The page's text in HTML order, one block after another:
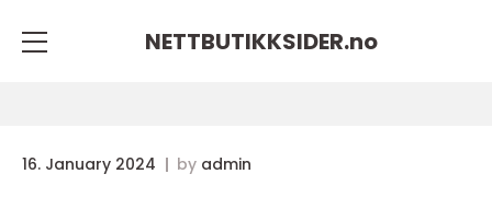
NETTBUTIKKSIDER.no
16. January 2024 by admin